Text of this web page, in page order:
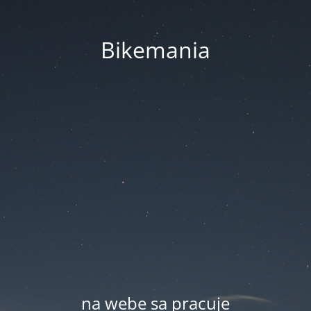
Bikemania
na webe sa pracuje